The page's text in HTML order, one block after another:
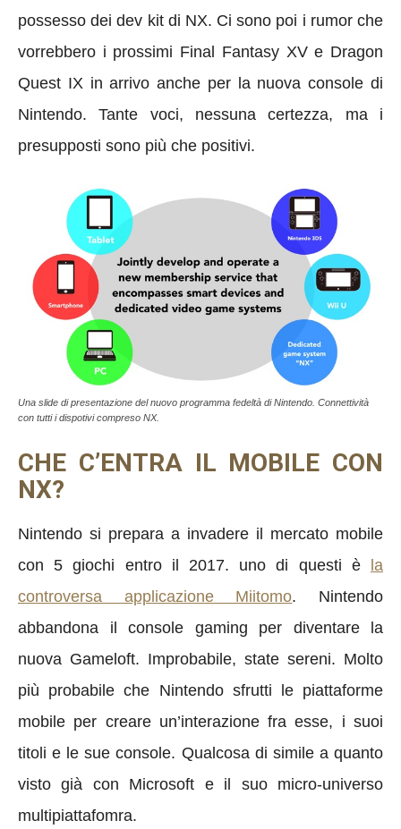
possesso dei dev kit di NX. Ci sono poi i rumor che
vorrebbero i prossimi Final Fantasy XV e Dragon
Quest IX in arrivo anche per la nuova console di
Nintendo. Tante voci, nessuna certezza, ma i
presupposti sono più che positivi.
Una slide di presentazione del nuovo programma fedeltà di Nintendo. Connettività
con tutti i dispotivi compreso NX.
CHE C’ENTRA IL MOBILE CON
NX?
Nintendo si prepara a invadere il mercato mobile
con 5 giochi entro il 2017. uno di questi è la
controversa applicazione Miitomo. Nintendo
abbandona il console gaming per diventare la
nuova Gameloft. Improbabile, state sereni. Molto
più probabile che Nintendo sfrutti le piattaforme
mobile per creare un’interazione fra esse, i suoi
titoli e le sue console. Qualcosa di simile a quanto
visto già con Microsoft e il suo micro-universo
multipiattafomra.